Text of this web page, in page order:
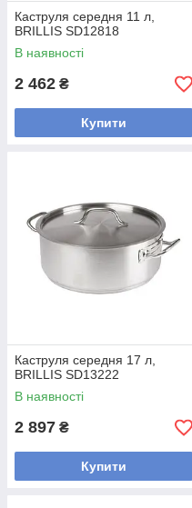
Каструля середня 11 л,
BRILLIS SD12818
В наявності
2 462 ₴
Купити
Каструля середня 17 л,
BRILLIS SD13222
В наявності
2 897 ₴
Купити